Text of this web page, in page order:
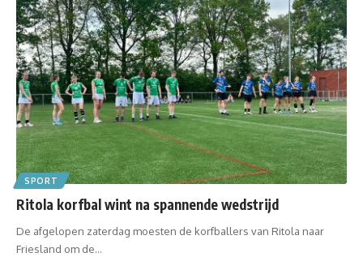
SPORT
Ritola korfbal wint na spannende wedstrijd
De afgelopen zaterdag moesten de korfballers van Ritola naar
Friesland om de…